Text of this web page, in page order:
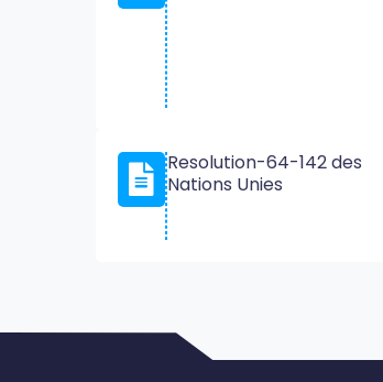
Resolution-64-142 des
Nations Unies